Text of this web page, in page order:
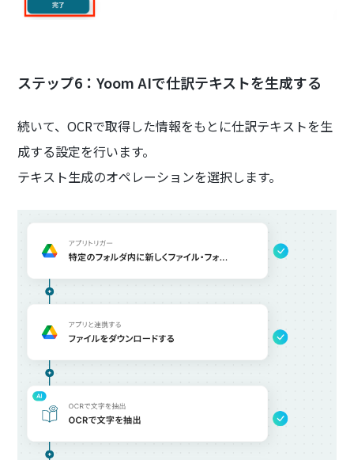
ステップ6：Yoom AIで仕訳テキストを生成する
続いて、OCRで取得した情報をもとに仕訳テキストを生
成する設定を行います。
テキスト生成のオペレーションを選択します。